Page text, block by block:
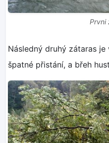
Prvni
Následný druhý zátaras
špatné přistání, a břeh